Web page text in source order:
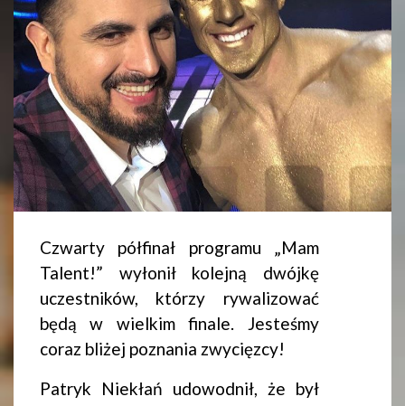
Czwarty półfinał programu „Mam
Talent!” wyłonił kolejną dwójkę
uczestników, którzy rywalizować
będą w wielkim finale. Jesteśmy
coraz bliżej poznania zwycięzcy!
Patryk Niekłań udowodnił, że był